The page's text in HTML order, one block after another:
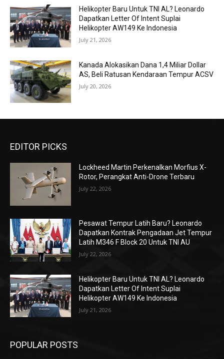
Helikopter Baru Untuk TNI AL? Leonardo
Dapatkan Letter Of Intent Suplai
Helikopter AW149 Ke Indonesia
July 21, 2026
Kanada Alokasikan Dana 1,4 Miliar Dollar
AS, Beli Ratusan Kendaraan Tempur ACSV
July 20, 2026
EDITOR PICKS
Lockheed Martin Perkenalkan Morfius X-
Rotor, Perangkat Anti-Drone Terbaru
July 22, 2026
Pesawat Tempur Latih Baru? Leonardo
Dapatkan Kontrak Pengadaan Jet Tempur
Latih M346 F Block 20 Untuk TNI AU
July 22, 2026
Helikopter Baru Untuk TNI AL? Leonardo
Dapatkan Letter Of Intent Suplai
Helikopter AW149 Ke Indonesia
July 21, 2026
POPULAR POSTS